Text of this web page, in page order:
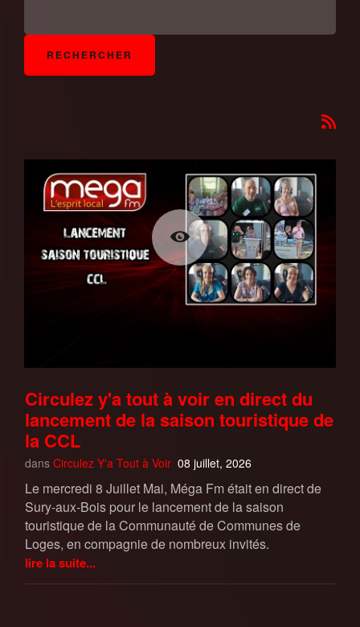
Circulez y'a tout à voir en direct du
lancement de la saison touristique de
la CCL
dans Circulez Y'a Tout à Voir 08 juillet, 2026
Le mercredi 8 Juillet Mai, Méga Fm était en direct de
Sury-aux-Bois pour le lancement de la saison
touristique de la Communauté de Communes de
Loges, en compagnie de nombreux invités.
lire la suite...